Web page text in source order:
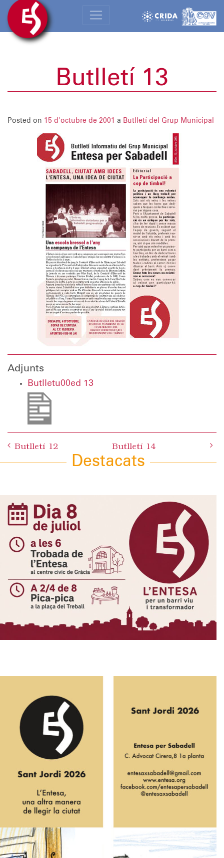
Butlletí 13
Posted on 15 d'octubre de 2001 a Butlletí del Grup Municipal
Adjunts
Butlletu00ed 13
navigation
Butlletí 12 Butlletí 14
Destacats